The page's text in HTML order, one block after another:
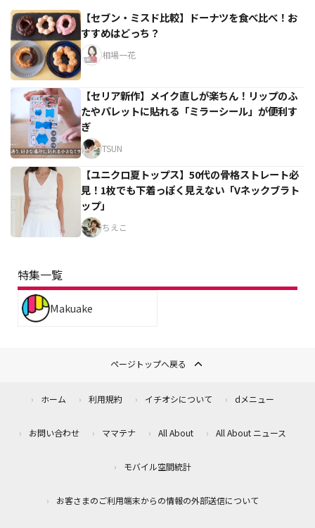
【セブン・ミスド比較】ドーナツを食べ比べ！お
すすめはどっち？
相場一花
【セリア新作】メイク直しが楽ちん！リップのふ
たやパレットに貼れる「ミラーシール」が便利す
ぎ
TSUN
【ユニクロ夏トップス】50代の骨格ストレート必
見！1枚でも下着っぽく見えない「Vネックブラト
ップ」
ちえこ
特集一覧
Makuake
ページトップへ戻る
ホーム 利用規約 イチオシについて dメニュー
お問い合わせ ママテナ All About All About ニュース
モバイル空間統計
お客さまのご利用端末からの情報の外部送信について